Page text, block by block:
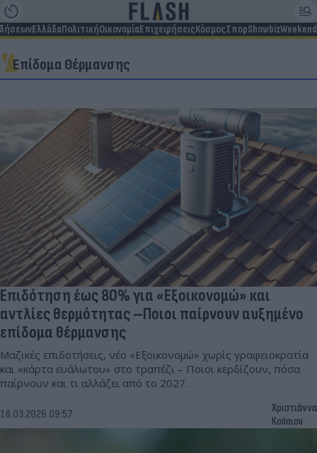
ΕλλάδαΠολιτικήΟικονομίαΕπιχειρήσειςΚόσμοςΣπορShowbizWeekend
Επίδομα Θέρμανσης
Επιδότηση έως 80% για «Εξοικονομώ» και
αντλίες θερμότητας –Ποιοι παίρνουν αυξημένο
επίδομα θέρμανσης
Μαζικές επιδοτήσεις, νέο «Εξοικονομώ» χωρίς γραφειοκρατία
και «κάρτα ευάλωτου» στο τραπέζι – Ποιοι κερδίζουν, πόσα
παίρνουν και τι αλλάζει από το 2027.
18.03.2026 09:57
Χριστιάννα
Κούσιου